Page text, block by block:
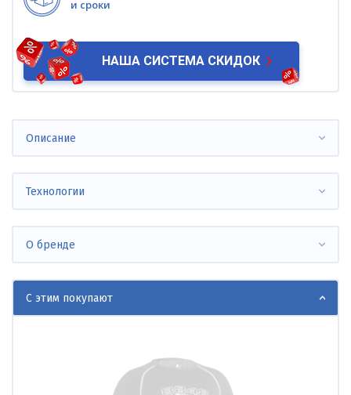
и сроки
НАША СИСТЕМА СКИДОК
Описание
Технологии
О бренде
С этим покупают